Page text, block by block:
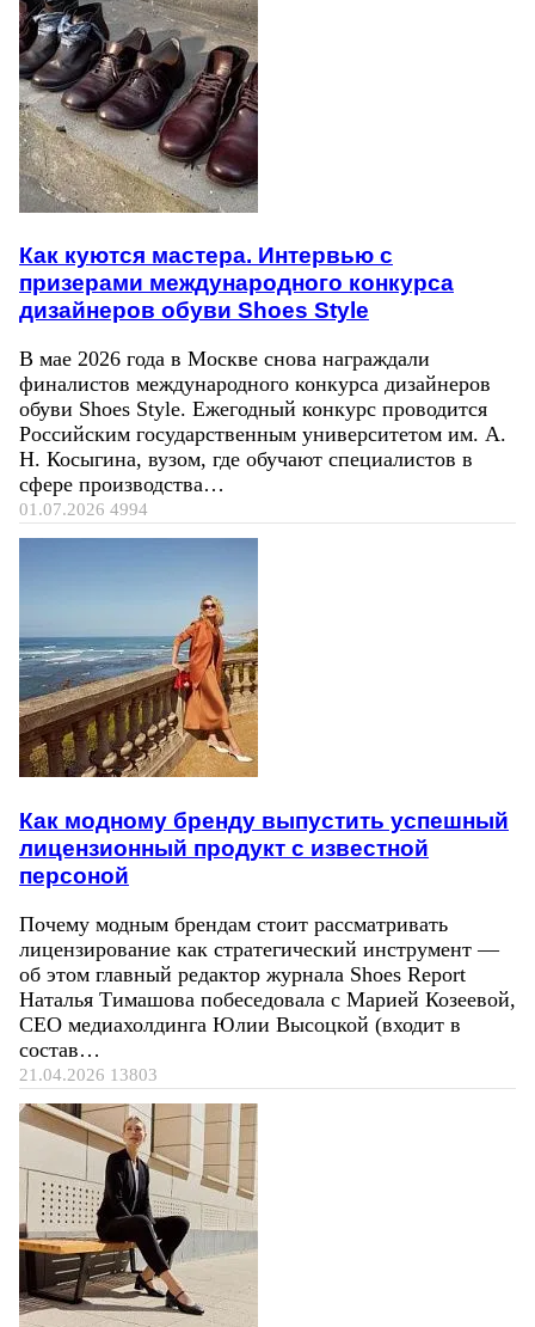
Как куются мастера. Интервью с
призерами международного конкурса
дизайнеров обуви Shoes Style
В мае 2026 года в Москве снова награждали
финалистов международного конкурса дизайнеров
обуви Shoes Style. Ежегодный конкурс проводится
Российским государственным университетом им. А.
Н. Косыгина, вузом, где обучают специалистов в
сфере производства…
01.07.2026 4994
Как модному бренду выпустить успешный
лицензионный продукт с известной
персоной
Почему модным брендам стоит рассматривать
лицензирование как стратегический инструмент —
об этом главный редактор журнала Shoes Report
Наталья Тимашова побеседовала с Марией Козеевой,
СЕО медиахолдинга Юлии Высоцкой (входит в
состав…
21.04.2026 13803